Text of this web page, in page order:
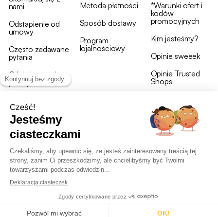
nami
Odstąpienie od
umowy
Często zadawane
pytania
Gdzie jest moja
przesyłka?
Metoda płatności
Sposób dostawy
Program
lojalnościowy
*Warunki ofert i
kodów
promocyjnych
Kim jesteśmy?
Opinie sweeek
Opinie Trusted
Shops
OWU programu lojalnościowego
RODO i polityka plików cookie
Deklaracja dostępności